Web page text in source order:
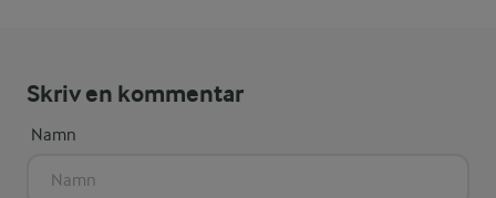
Skriv en kommentar
Namn